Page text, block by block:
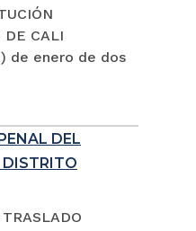
DE CALI
de enero de dos
DEL
DISTRITO